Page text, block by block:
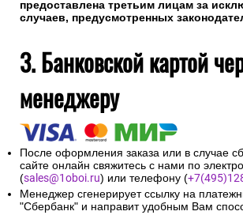
предоставлена третьим лицам за
случаев, предусмотренных
3. Банковской картой
менеджеру
После оформления заказа или в случае
сайте онлайн свяжитесь с нами по
(sales@1oboi.ru) или телефону (
Менеджер сгенерирует ссылку на
"Сбербанк" и направит удобным Вам